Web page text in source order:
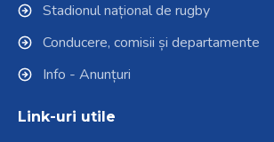
Stadionul național de rugby
Conducere, comisii și departamente
Info - Anunțuri
Link-uri utile